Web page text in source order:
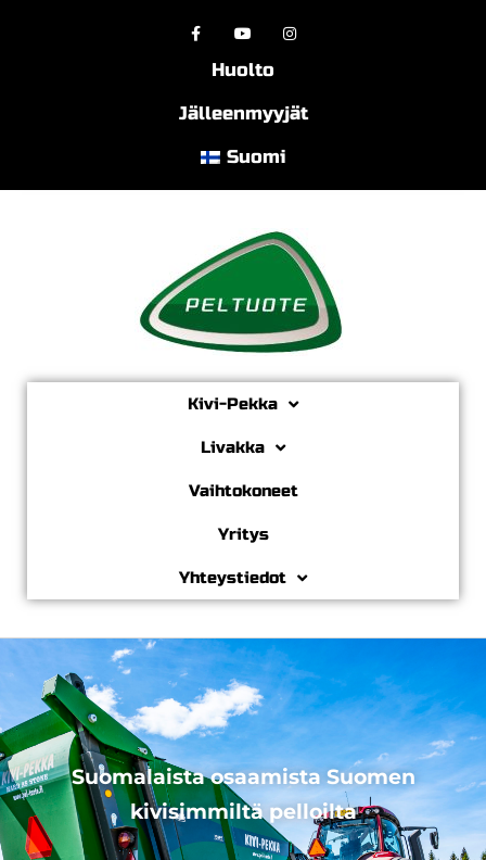
Huolto
Jälleenmyyjät
Suomi
Kivi-Pekka
Livakka
Vaihtokoneet
Yritys
Yhteystiedot
Suomalaista osaamista Suomen
kivisimmiltä pelloilta